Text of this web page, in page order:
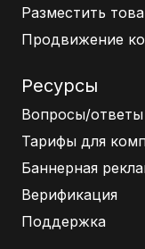
Разместить
Продвижение
Ресурсы
Вопросы/ответы
Тарифы для
Баннерная
Верификация
Поддержка